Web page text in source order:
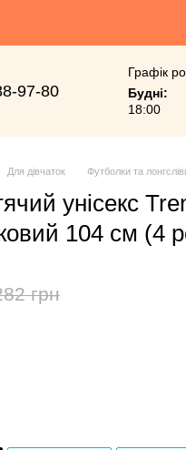
97-80
Графік
Будні:
18:00
Для дівчаток Футболки та
унісекс
104 см (4
грн